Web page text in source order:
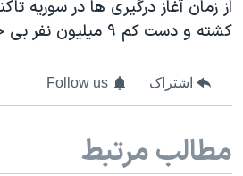
کشته و دست کم ۹ میلیون نفر بی خانمان شده اند.
اشتراک Follow us
مطالب مرتبط